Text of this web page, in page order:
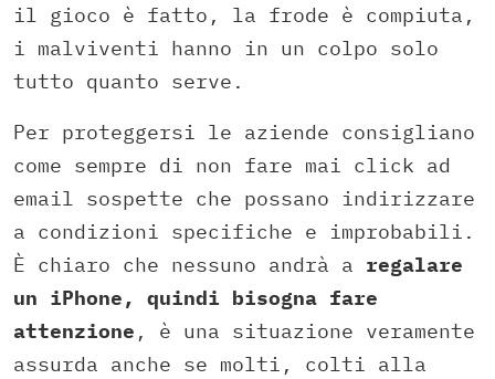
il gioco è fatto, la frode è compiuta,
i malviventi hanno in un colpo solo
tutto quanto serve.
Per proteggersi le aziende consigliano
come sempre di non fare mai click ad
email sospette che possano indirizzare
a condizioni specifiche e improbabili.
È chiaro che nessuno andrà a regalare
un iPhone, quindi bisogna fare
attenzione , è una situazione veramente
assurda anche se molti, colti alla